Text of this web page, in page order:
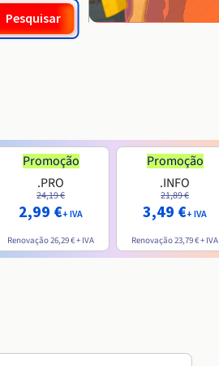
Pesquisar
Promoção
.PRO
24,19 €
2,99 €+ IVA
Renovação26,29 €+ IVA
Promoção
.INFO
21,89 €
3,49 €+ IVA
Renovação23,79 €+ IVA